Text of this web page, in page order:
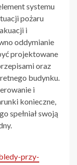
systemu
pożaru
i
oddymianie
projektowane
oraz
budynku.
i
konieczne,
spełniał swoją
przy-